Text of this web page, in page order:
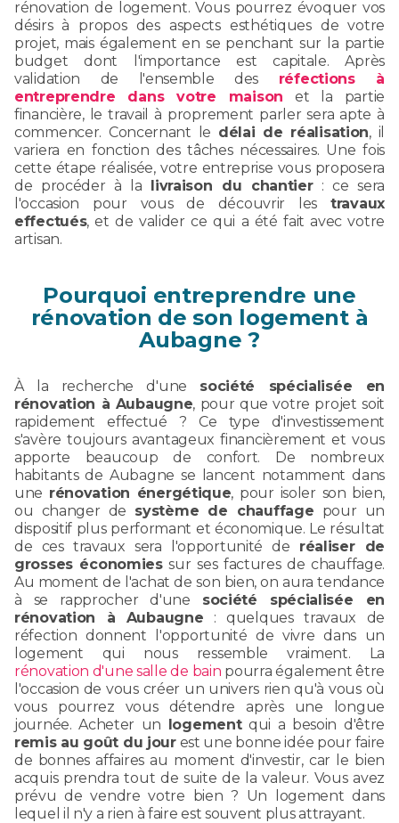
rénovation de logement. Vous pourrez évoquer vos
désirs à propos des aspects esthétiques de votre
projet, mais également en se penchant sur la partie
budget dont l'importance est capitale. Après
validation de l'ensemble des réfections à
entreprendre dans votre maison et la partie
financière, le travail à proprement parler sera apte à
commencer. Concernant le délai de réalisation, il
variera en fonction des tâches nécessaires. Une fois
cette étape réalisée, votre entreprise vous proposera
de procéder à la livraison du chantier: ce sera
l'occasion pour vous de découvrir lestravaux
effectués, et de valider ce qui a été fait avec votre
artisan.
Pourquoi entreprendre une
rénovation de son logement à
Aubagne ?
À la recherche d'une société spécialisée en
rénovation à Aubaugne, pour que votre projet soit
rapidement effectué ? Ce type d'investissement
s'avère toujours avantageux financièrement et vous
apporte beaucoup de confort. De nombreux
habitants de Aubagne se lancent notamment dans
une rénovation énergétique, pour isoler son bien,
ou changer de système de chauffage pour un
dispositif plus performant et économique. Le résultat
de ces travaux sera l'opportunité de réaliser de
grosses économiessur ses factures de chauffage.
Au moment de l'achat de son bien, on aura tendance
à se rapprocher d'une société spécialisée en
rénovation à Aubaugne : quelques travaux de
réfection donnent l'opportunité de vivre dans un
logement qui nous ressemble vraiment. La
rénovation d'une salle de bain pourra également être
l'occasion de vous créer un univers rien qu'à vous où
vous pourrez vous détendre après une longue
journée. Acheter un logementqui a besoin d'être
remis au goût du jourest une bonne idée pour faire
de bonnes affaires au moment d'investir, car le bien
acquis prendra tout de suite de la valeur. Vous avez
prévu de vendre votre bien ? Un logement dans
lequel il n'y a rien à faire est souvent plus attrayant.